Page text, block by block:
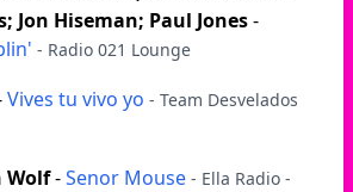
Jon Hiseman; Paul Jones-
- Radio 021 Lounge
Vives tu vivo yo - Team Desvelados
Wolf-Senor Mouse - Ella Radio -